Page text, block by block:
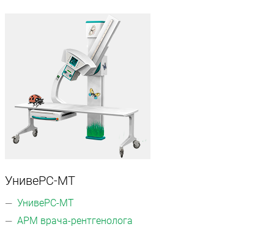
УнивеРС-МТ
УнивеРС-МТ
АРМ врача-рентгенолога